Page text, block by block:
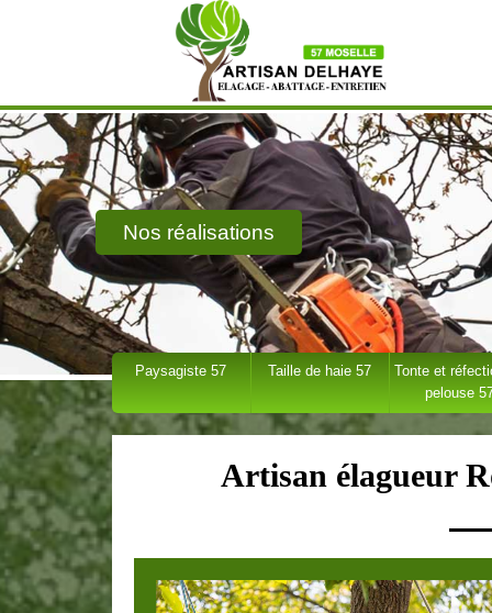
Nos réalisations
Paysagiste 57 Taille de haie 57
Tonte et
pelouse
Artisan élagueur